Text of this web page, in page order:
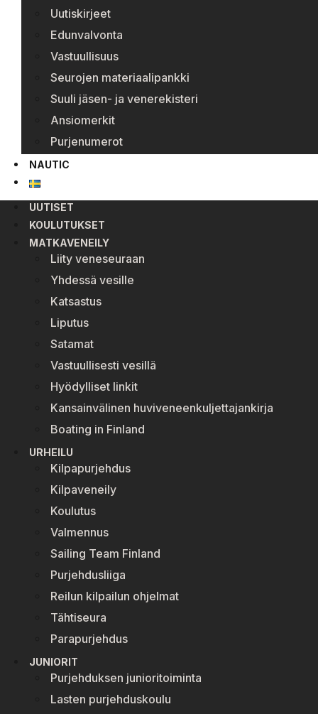
Uutiskirjeet
Edunvalvonta
Vastuullisuus
Seurojen materiaalipankki
Suuli jäsen- ja venerekisteri
Ansiomerkit
Purjenumerot
NAUTIC
UUTISET
KOULUTUKSET
MATKAVENEILY
Liity veneseuraan
Yhdessä vesille
Katsastus
Liputus
Satamat
Vastuullisesti vesillä
Hyödylliset linkit
Kansainvälinen huviveneenkuljettajankirja
Boating in Finland
URHEILU
Kilpapurjehdus
Kilpaveneily
Koulutus
Valmennus
Sailing Team Finland
Purjehdusliiga
Reilun kilpailun ohjelmat
Tähtiseura
Parapurjehdus
JUNIORIT
Purjehduksen junioritoiminta
Lasten purjehduskoulu